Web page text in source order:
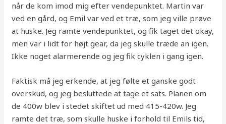
når de kom imod mig efter vendepunktet. Martin var
ved en gård, og Emil var ved et træ, som jeg ville prøve
at huske. Jeg ramte vendepunktet, og fik taget det okay,
men var i lidt for højt gear, da jeg skulle træde an igen.
Ikke noget alarmerende og jeg fik cyklen i gang igen.
Faktisk må jeg erkende, at jeg følte et ganske godt
overskud, og jeg besluttede at tage et sats. Planen om
de 400w blev i stedet skiftet ud med 415-420w. Jeg
ramte det træ, som skulle huske i forhold til Emils tid,